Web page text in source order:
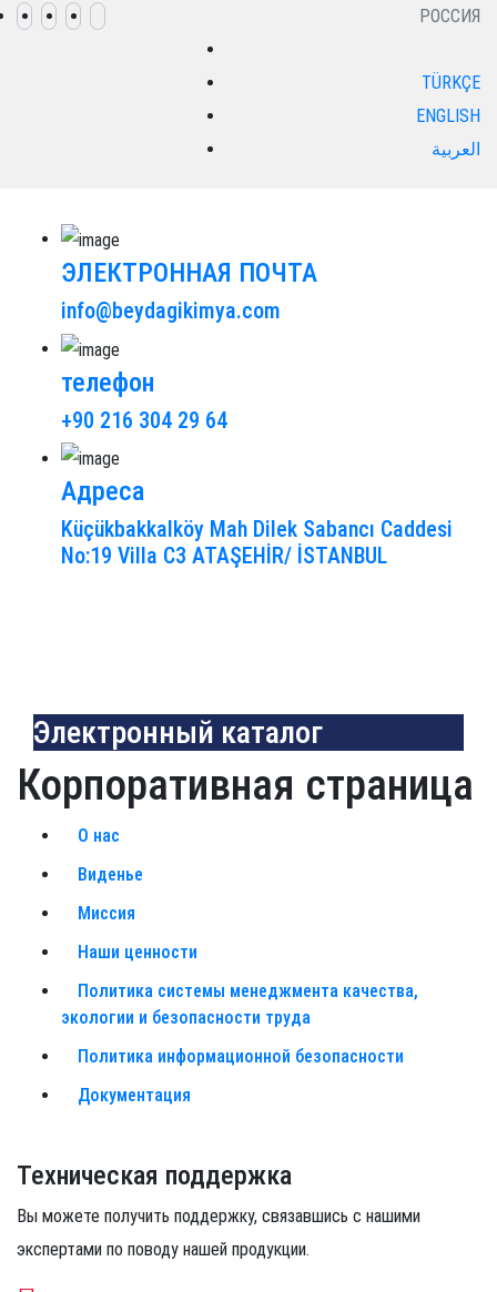
РОССИЯ
TÜRKÇE
ENGLISH
العربية
ЭЛЕКТРОННАЯ ПОЧТА
info@beydagikimya.com
телефон
+90 216 304 29 64
Адреса
Küçükbakkalköy Mah Dilek Sabancı Caddesi
No:19 Villa C3 ATAŞEHİR/ İSTANBUL
Электронный каталог
Корпоративная страница
О нас
Виденье
Миссия
Наши ценности
Политика системы менеджмента качества,
экологии и безопасности труда
Политика информационной безопасности
Документация
Техническая поддержка
Вы можете получить поддержку, связавшись с нашими
экспертами по поводу нашей продукции.